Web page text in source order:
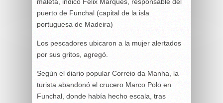
puerto de Funchal (capital de la isla
portuguesa de Madeira)
Los pescadores ubicaron a la mujer alertados
por sus gritos, agregó.
Según el diario popular Correio da Manha, la
turista abandonó el crucero Marco Polo en
Funchal, donde había hecho escala, tras